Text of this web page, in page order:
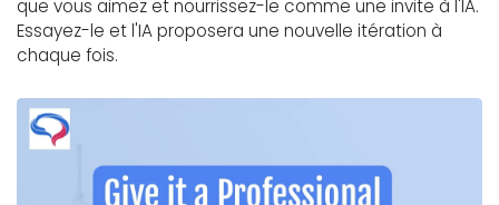
que vous aimez et nourrissez-le comme une invite à l'IA.
Essayez-le et l'IA proposera une nouvelle itération à
chaque fois.